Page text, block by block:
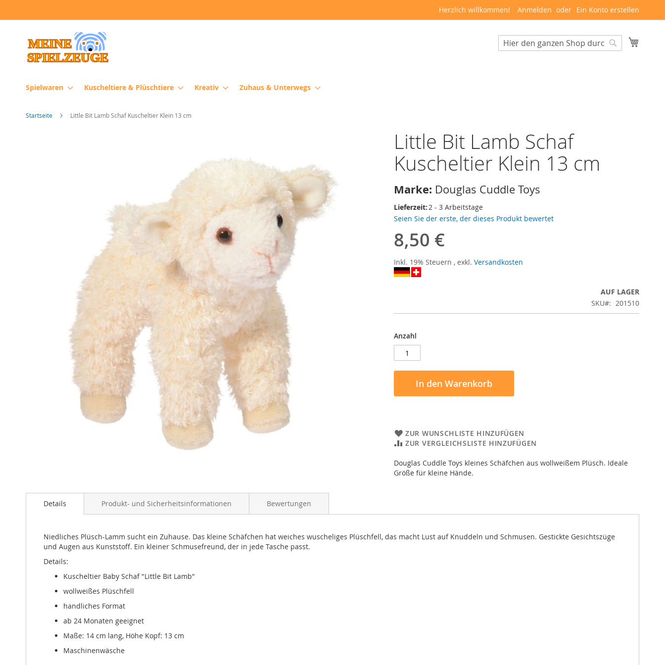
zum
Herzlich willkommen! Anmelden Ein Konto erstellen
Suche
Spielwaren Kuscheltiere & Plüschtiere Kreativ Zuhaus & Unterwegs
Startseite Little Bit Lamb Schaf Kuscheltier Klein 13 cm
Anfang
Little Bit Lamb Schaf
Kuscheltier Klein 13 cm
Marke: Douglas Cuddle Toys
Lieferzeit:2 - 3 Arbeitstage
Seien Sie der erste, der dieses Produkt bewertet
8,50 €
Inkl. 19% Steuern , exkl. Versandkosten
AUF LAGER
SKU
201510
Anzahl
In den Warenkorb
ZUR WUNSCHLISTE HINZUFÜGEN
ZUR VERGLEICHSLISTE HINZUFÜGEN
Douglas Cuddle Toys kleines Schäfchen aus wollweißem Plüsch. Ideale
Größe für kleine Hände.
Details
Niedliches Plüsch-Lamm sucht ein Zuhause. Das kleine Schäfchen hat weiches wuscheliges Plüschfell, das macht Lust auf Knuddeln und Schmusen. Gestickte Gesichtszüge
und Augen aus Kunststoff. Ein kleiner Schmusefreund, der in jede Tasche passt.
Details:
Kuscheltier Baby Schaf "Little Bit Lamb"
wollweißes Plüschfell
handliches Format
ab 24 Monaten geeignet
Maße: 14 cm lang, Höhe Kopf: 13 cm
Maschinenwäsche
Produkt- und Sicherheitsinformationen Bewertungen